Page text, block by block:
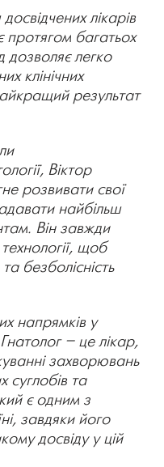
лікарів
протягом багатьох
дозволяє легко
клінічних
результат
Віктор
розвивати свої
найбільш
Він завжди
щоб
безболісність
напрямків у
Гнатолог – це лікар,
захворювань
та
є одним з
завдяки його
досвіду у цій